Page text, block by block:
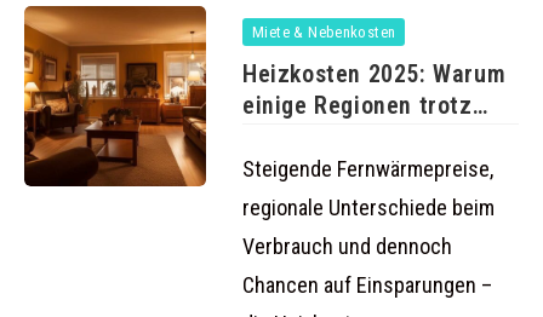
Miete & Nebenkosten
Heizkosten 2025: Warum
einige Regionen trotz
Steigende Fernwärmepreise,
regionale Unterschiede beim
Verbrauch und dennoch
Chancen auf Einsparungen –